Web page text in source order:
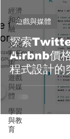
經濟
和金
融
文化
和藝
術
遊戲
與媒
體
學習
與教
育
探索
Airbnb價
程式設計的
遊戲與媒體